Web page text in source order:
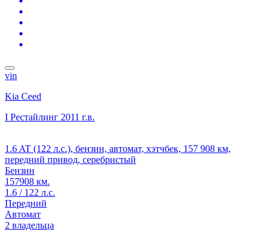
vin
Kia Ceed
I Рестайлинг 2011 г.в.
1.6 AT (122 л.с.), бензин, автомат, хэтчбек, 157 908 км,
передний привод, серебристый
Бензин
157908 км.
1.6 / 122 л.с.
Передний
Автомат
2 владельца